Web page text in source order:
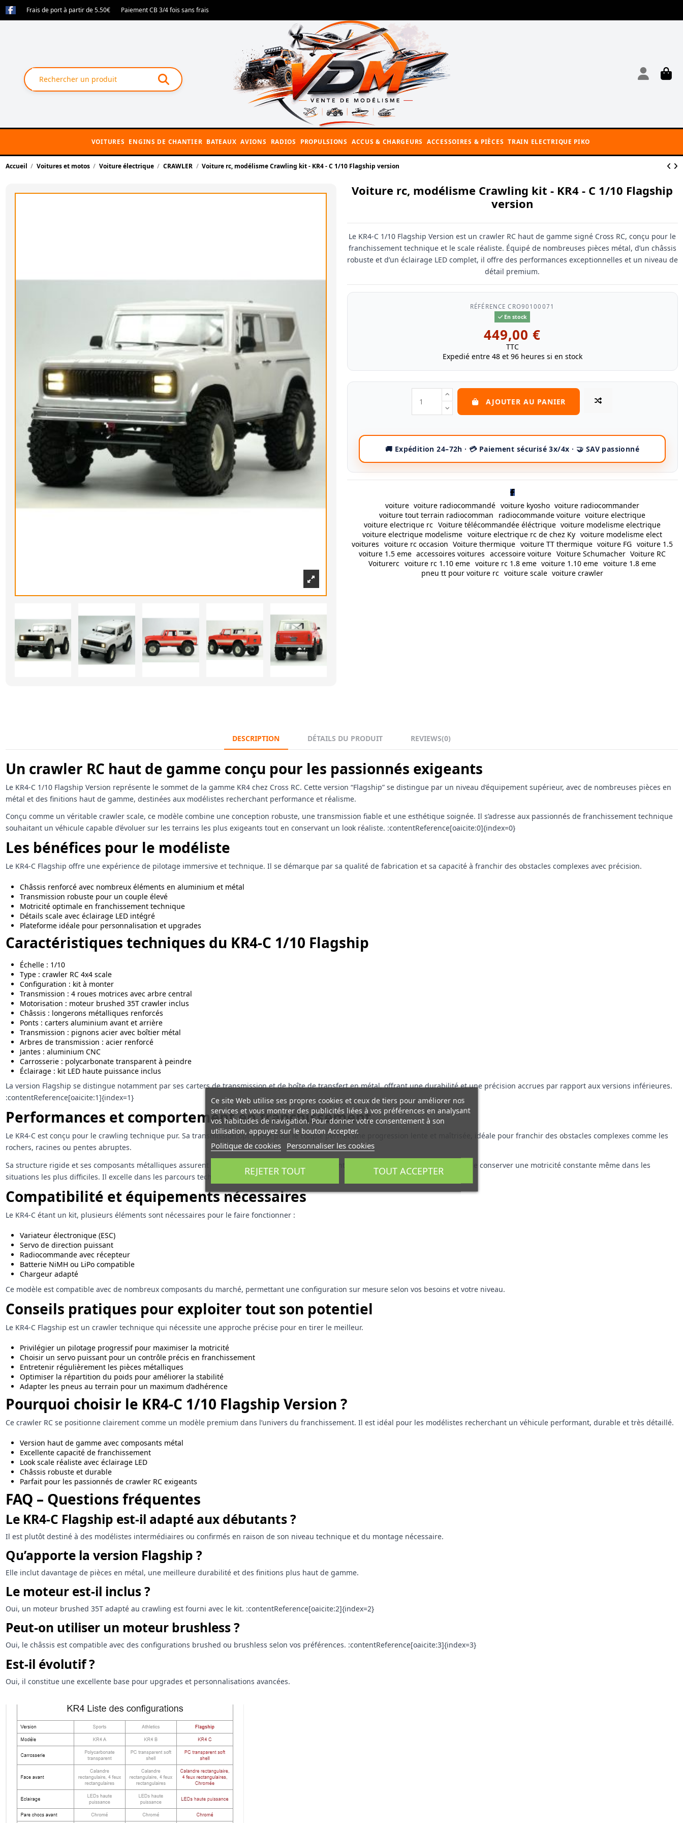
Frais de port à partir de 5.50€ Paiement CB 3/4 fois sans frais
VOITURES ENGINS DE CHANTIER BATEAUX AVIONS RADIOS PROPULSIONS ACCUS & CHARGEURS ACCESSOIRES & PIÈCES TRAIN ELECTRIQUE PIKO
Accueil Voitures et motos Voiture électrique CRAWLER Voiture rc, modélisme Crawling kit - KR4 - C 1/10 Flagship version
Voiture rc, modélisme Crawling kit - KR4 - C 1/10 Flagship
version
Le KR4-C 1/10 Flagship Version est un crawler RC haut de gamme signé Cross RC, conçu pour le
franchissement technique et le scale réaliste. Équipé de nombreuses pièces métal, d’un châssis
robuste et d’un éclairage LED complet, il offre des performances exceptionnelles et un niveau de
détail premium.
RÉFÉRENCE CRO90100071
En stock
449,00 €
TTC
Expedié entre 48 et 96 heures si en stock
AJOUTER AU PANIER
voiture voiture radiocommandé voiture kyosho voiture radiocommander
voiture tout terrain radiocomman
radiocommande voiture voiture electrique
voiture electrique rc Voiture télécommandée éléctrique voiture modelisme electrique
voiture electrique modelisme voiture electrique rc de chez Ky voiture modelisme elect
voitures voiture rc occasion Voiture thermique voiture TT thermique voiture FG voiture 1.5
voiture 1.5 eme accessoires voitures accessoire voiture Voiture Schumacher Voiture RC
Voiturerc voiture rc 1.10 eme voiture rc 1.8 eme voiture 1.10 eme voiture 1.8 eme
pneu tt pour voiture rc voiture scale voiture crawler
DESCRIPTION DÉTAILS DU PRODUIT REVIEWS(0)
Un crawler RC haut de gamme conçu pour les passionnés exigeants
Le KR4-C 1/10 Flagship Version représente le sommet de la gamme KR4 chez Cross RC. Cette version “Flagship” se distingue par un niveau d’équipement supérieur, avec de nombreuses pièces en
métal et des finitions haut de gamme, destinées aux modélistes recherchant performance et réalisme.
Conçu comme un véritable crawler scale, ce modèle combine une conception robuste, une transmission fiable et une esthétique soignée. Il s’adresse aux passionnés de franchissement technique
souhaitant un véhicule capable d’évoluer sur les terrains les plus exigeants tout en conservant un look réaliste. :contentReference[oaicite:0]{index=0}
Les bénéfices pour le modéliste
Le KR4-C Flagship offre une expérience de pilotage immersive et technique. Il se démarque par sa qualité de fabrication et sa capacité à franchir des obstacles complexes avec précision.
Châssis renforcé avec nombreux éléments en aluminium et métal
Transmission robuste pour un couple élevé
Motricité optimale en franchissement technique
Détails scale avec éclairage LED intégré
Plateforme idéale pour personnalisation et upgrades
Caractéristiques techniques du KR4-C 1/10 Flagship
Échelle : 1/10
Type : crawler RC 4x4 scale
Configuration : kit à monter
Transmission : 4 roues motrices avec arbre central
Motorisation : moteur brushed 35T crawler inclus
Châssis : longerons métalliques renforcés
Ponts : carters aluminium avant et arrière
Transmission : pignons acier avec boîtier métal
Arbres de transmission : acier renforcé
Jantes : aluminium CNC
Carrosserie : polycarbonate transparent à peindre
Éclairage : kit LED haute puissance inclus
La version Flagship se distingue notamment par ses carters de transmission et de boîte de transfert en métal, offrant une durabilité et une précision accrues par rapport aux versions inférieures.
:contentReference[oaicite:1]{index=1}
Performances et comportement en franchissement
Le KR4-C est conçu pour le crawling technique pur. Sa transmission optimisée pour le couple permet une progression lente et maîtrisée, idéale pour franchir des obstacles complexes comme les
rochers, racines ou pentes abruptes.
Sa structure rigide et ses composants métalliques assurent une excellente résistance aux contraintes, tandis que sa géométrie permet de conserver une motricité constante même dans les
situations les plus difficiles. Il excelle dans les parcours techniques et les zones accidentées.
Compatibilité et équipements nécessaires
Le KR4-C étant un kit, plusieurs éléments sont nécessaires pour le faire fonctionner :
Variateur électronique (ESC)
Servo de direction puissant
Radiocommande avec récepteur
Batterie NiMH ou LiPo compatible
Chargeur adapté
Ce modèle est compatible avec de nombreux composants du marché, permettant une configuration sur mesure selon vos besoins et votre niveau.
Conseils pratiques pour exploiter tout son potentiel
Le KR4-C Flagship est un crawler technique qui nécessite une approche précise pour en tirer le meilleur.
Privilégier un pilotage progressif pour maximiser la motricité
Choisir un servo puissant pour un contrôle précis en franchissement
Entretenir régulièrement les pièces métalliques
Optimiser la répartition du poids pour améliorer la stabilité
Adapter les pneus au terrain pour un maximum d’adhérence
Pourquoi choisir le KR4-C 1/10 Flagship Version ?
Ce crawler RC se positionne clairement comme un modèle premium dans l’univers du franchissement. Il est idéal pour les modélistes recherchant un véhicule performant, durable et très détaillé.
Version haut de gamme avec composants métal
Excellente capacité de franchissement
Look scale réaliste avec éclairage LED
Châssis robuste et durable
Parfait pour les passionnés de crawler RC exigeants
FAQ – Questions fréquentes
Le KR4-C Flagship est-il adapté aux débutants ?
Il est plutôt destiné à des modélistes intermédiaires ou confirmés en raison de son niveau technique et du montage nécessaire.
Qu’apporte la version Flagship ?
Elle inclut davantage de pièces en métal, une meilleure durabilité et des finitions plus haut de gamme.
Le moteur est-il inclus ?
Oui, un moteur brushed 35T adapté au crawling est fourni avec le kit. :contentReference[oaicite:2]{index=2}
Peut-on utiliser un moteur brushless ?
Oui, le châssis est compatible avec des configurations brushed ou brushless selon vos préférences. :contentReference[oaicite:3]{index=3}
Est-il évolutif ?
Oui, il constitue une excellente base pour upgrades et personnalisations avancées.
Ce site Web utilise ses propres cookies et ceux de tiers pour améliorer nos
services et vous montrer des publicités liées à vos préférences en analysant
vos habitudes de navigation. Pour donner votre consentement à son
utilisation, appuyez sur le bouton Accepter.
Politique de cookies Personnaliser les cookies
REJETER TOUT TOUT ACCEPTER